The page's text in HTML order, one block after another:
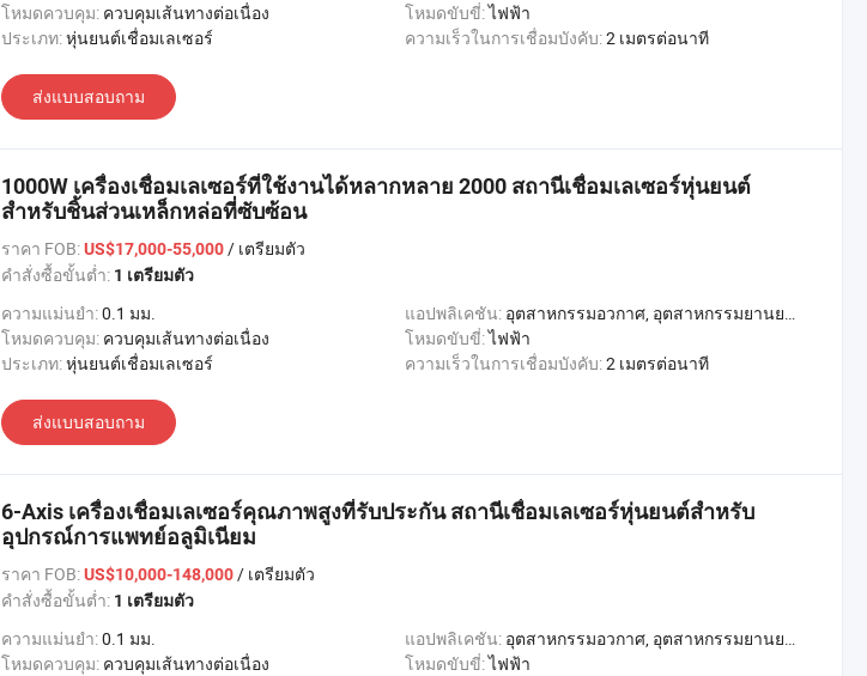
โหมดควบคุม: ควบคุมเส้นทางต่อเนื่อง โหมดขับขี่:ไฟฟ้า
ประเภท:หุ่นยนต์เชื่อมเลเซอร์ ความเร็วในการเชื่อมบังคับ:2 เมตรต่อนาที
ส่งแบบสอบถาม
1000W เครื่องเชื่อมเลเซอร์ที่ใช้งานได้หลากหลาย 2000 สถานีเชื่อมเลเซอร์หุ่นยนต์
สำหรับชิ้นส่วนเหล็กหล่อที่ซับซ้อน
ราคา FOB:US$17,000-55,000/ เตรียมตัว
คำสั่งซื้อขั้นต่ำ: 1 เตรียมตัว
ความแม่นยำ:0.1 มม. แอปพลิเคชัน: อุตสาหกรรมอวกาศ, อุตสาหกรรมยานยนต์, อุตสาหกรรมก่อสร้าง, อุตสาหกรรมการผลิตโลหะ, อุตสาหกรรมการผลิตเรือ
โหมดควบคุม: ควบคุมเส้นทางต่อเนื่อง โหมดขับขี่:ไฟฟ้า
ประเภท:หุ่นยนต์เชื่อมเลเซอร์ ความเร็วในการเชื่อมบังคับ:2 เมตรต่อนาที
ส่งแบบสอบถาม
6-Axis เครื่องเชื่อมเลเซอร์คุณภาพสูงที่รับประกัน สถานีเชื่อมเลเซอร์หุ่นยนต์สำหรับ
อุปกรณ์การแพทย์อลูมิเนียม
ราคา FOB:US$10,000-148,000/ เตรียมตัว
คำสั่งซื้อขั้นต่ำ: 1 เตรียมตัว
ความแม่นยำ:0.1 มม. แอปพลิเคชัน: อุตสาหกรรมอวกาศ, อุตสาหกรรมยานยนต์, อุตสาหกรรมก่อสร้าง, อุตสาหกรรมการผลิตโลหะ, อุตสาหกรรมการผลิตเรือ
โหมดควบคุม: ควบคุมเส้นทางต่อเนื่อง โหมดขับขี่:ไฟฟ้า